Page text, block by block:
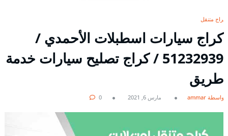
كراج متنقل
كراج سيارات اسطبلات الأحمدي /
51232939‬ / كراج تصليح سيارات خدمة
طريق
بواسطة ammar مارس 6, 2021 0